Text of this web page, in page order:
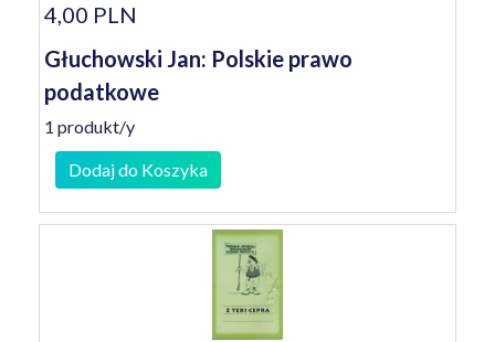
4,00 PLN
Głuchowski Jan: Polskie prawo
podatkowe
1 produkt/y
Dodaj do Koszyka